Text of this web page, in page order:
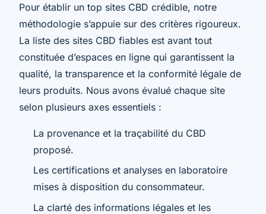
Pour établir un top sites CBD crédible, notre
méthodologie s’appuie sur des critères rigoureux.
La liste des sites CBD fiables est avant tout
constituée d’espaces en ligne qui garantissent la
qualité, la transparence et la conformité légale de
leurs produits. Nous avons évalué chaque site
selon plusieurs axes essentiels :
La provenance et la traçabilité du CBD
proposé.
Les certifications et analyses en laboratoire
mises à disposition du consommateur.
La clarté des informations légales et les